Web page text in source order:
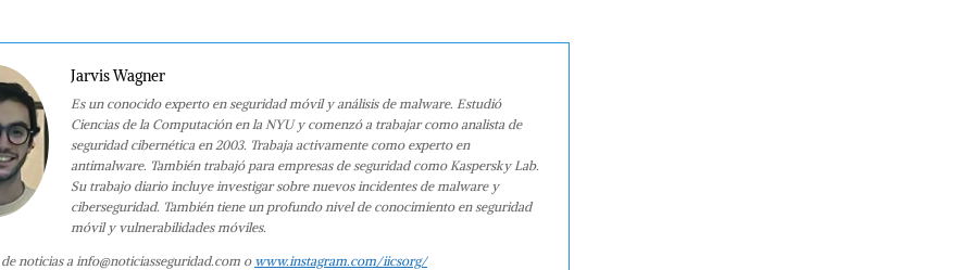
Jarvis Wagner
Es un conocido experto en seguridad móvil y análisis de malware. Estudió
Ciencias de la Computación en la NYU y comenzó a trabajar como analista de
seguridad cibernética en 2003. Trabaja activamente como experto en
antimalware. También trabajó para empresas de seguridad como Kaspersky Lab.
Su trabajo diario incluye investigar sobre nuevos incidentes de malware y
ciberseguridad. También tiene un profundo nivel de conocimiento en seguridad
móvil y vulnerabilidades móviles.
noticias a info@noticiasseguridad.com o www.instagram.com/iicsorg/